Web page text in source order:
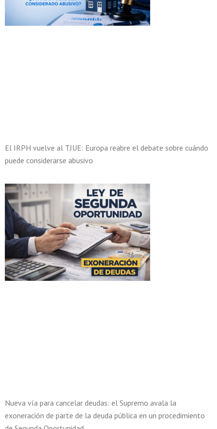
El IRPH vuelve al TJUE: Europa reabre el debate sobre cuándo
puede considerarse abusivo
Nueva vía para cancelar deudas: el Supremo avala la
exoneración de parte de la deuda pública en un procedimiento